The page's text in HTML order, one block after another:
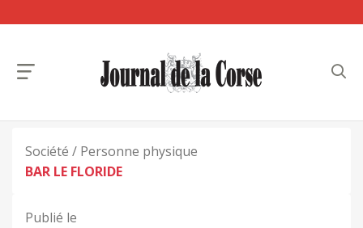
Société / Personne physique
BAR LE FLORIDE
Publié le